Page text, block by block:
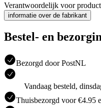
Verantwoordelijk voor
informatie over de fabrikant
Bestel- en
Bezorgd door PostNL
Vandaag besteld,
Thuisbezorgd voor €4.95